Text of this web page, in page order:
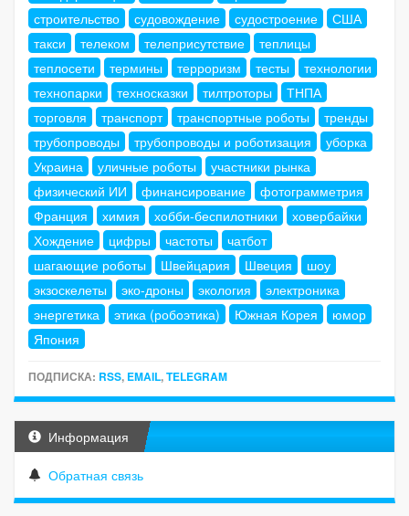
строительство
судовождение судостроение
США
такси
телеком телеприсутствие
теплицы
теплосети
термины терроризм тесты
технологии
технопарки
техносказки тилтроторы
ТНПА
торговля
транспорт транспортные роботы
тренды
трубопроводы
трубопроводы и роботизация
уборка
Украина
уличные роботы
участники рынка
физический ИИ
финансирование
фотограмметрия
Франция
химия хобби-беспилотники
ховербайки
Хождение
цифры частоты
чатбот
шагающие роботы
Швейцария Швеция
шоу
экзоскелеты
эко-дроны экология
электроника
энергетика
этика (робоэтика) Южная Корея
юмор
Япония
ПОДПИСКА: RSS, EMAIL,TELEGRAM
Информация
Обратная связь